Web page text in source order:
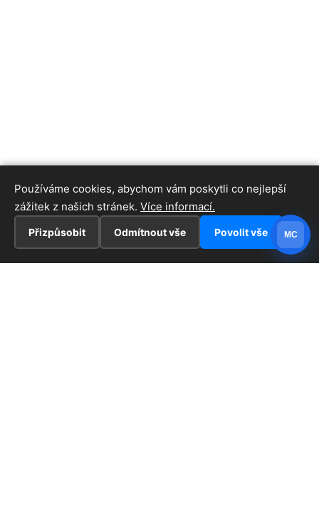
Používáme cookies, abychom vám poskytli co nejlepší
zážitek z našich stránek. Více informací.
Přizpůsobit Odmítnout vše Povolit vše MC